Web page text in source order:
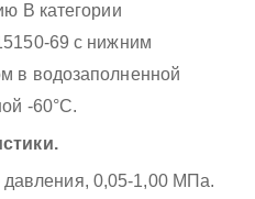
В категории
69 с нижним
в водозаполненной
-60°С.
давления, 0,05-1,00 МПа.